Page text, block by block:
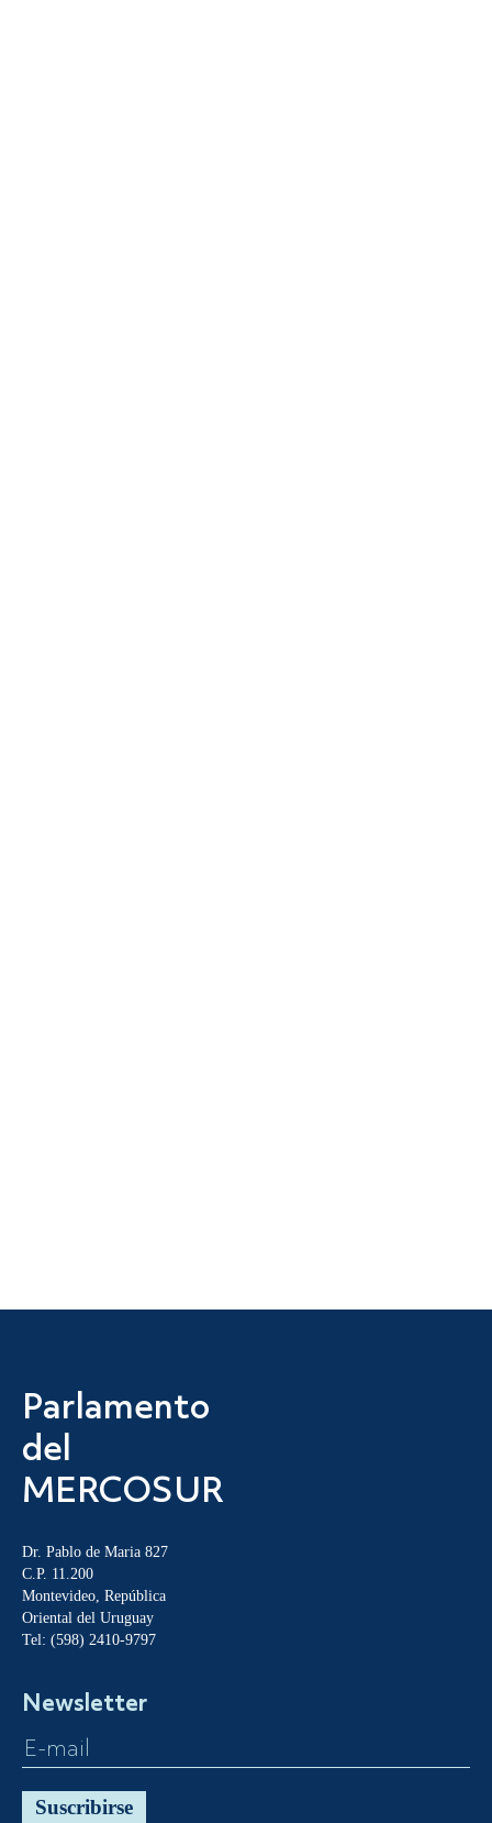
Parlamento
del
MERCOSUR
Dr. Pablo de Maria 827
C.P. 11.200
Montevideo, República
Oriental del Uruguay
Tel: (598) 2410-9797
Newsletter
Suscribirse